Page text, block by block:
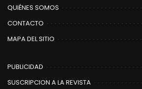
QUIÉNES SOMOS
CONTACTO
MAPA DEL SITIO
PUBLICIDAD
SUSCRIPCION A LA REVISTA